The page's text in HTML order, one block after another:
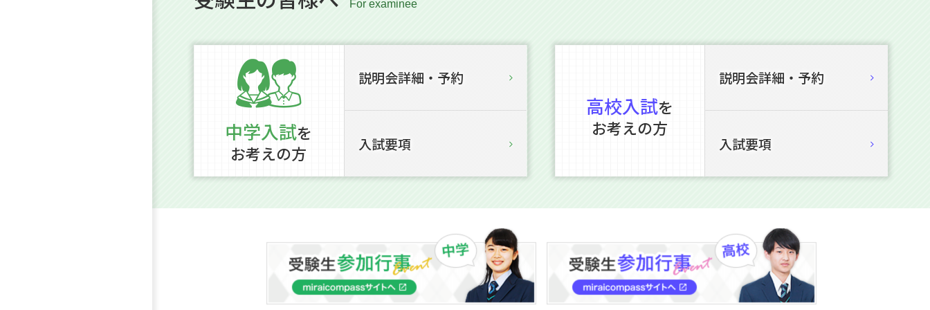
中学入試を
お考えの方
説明会詳細・予約
入試要項
高校入試を
お考えの方
説明会詳細・予約
入試要項